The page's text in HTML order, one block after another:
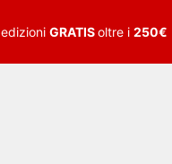
GRATISoltre i 250€